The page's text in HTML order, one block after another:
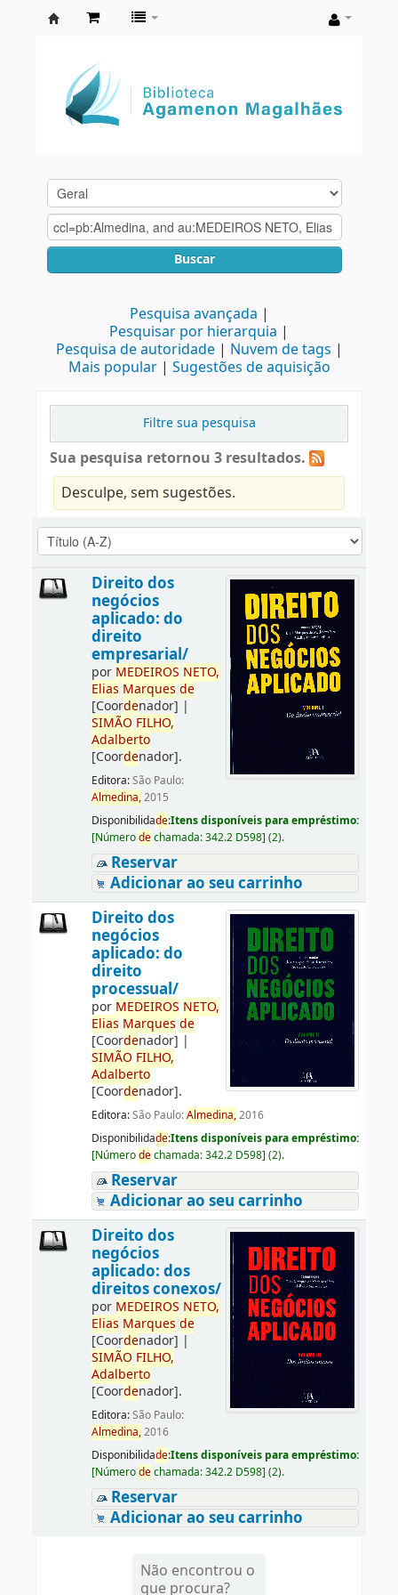
Agamenon
Magalhães
Buscar
Pesquisa avançada
Pesquisar por hierarquia
Pesquisa de autoridade
Nuvem de tags
Mais popular
Sugestões de aquisição
Filtre sua pesquisa
Sua pesquisa retornou 3 resultados.
Desculpe, sem sugestões.
Direito dos
negócios
aplicado: do
direito
empresarial/
por MEDEIROS NETO,
Elias Marques de
[Coordenador] |
SIMÃO FILHO,
Adalberto
[Coordenador].
Editora:São Paulo:
Almedina,2015
Disponibilidade:Itens disponíveis para empréstimo:
[Númerodechamada:342.2 D598] (2).
Reservar
Adicionar ao seu carrinho
Direito dos
negócios
aplicado: do
direito
processual/
por MEDEIROS NETO,
Elias Marques de
[Coordenador] |
SIMÃO FILHO,
Adalberto
[Coordenador].
Editora:São Paulo:Almedina,2016
Disponibilidade:Itens disponíveis para empréstimo:
[Númerodechamada:342.2 D598] (2).
Reservar
Adicionar ao seu carrinho
Direito dos
negócios
aplicado: dos
direitos conexos/
por MEDEIROS NETO,
Elias Marques de
[Coordenador] |
SIMÃO FILHO,
Adalberto
[Coordenador].
Editora:São Paulo:
Almedina,2016
Disponibilidade:Itens disponíveis para empréstimo:
[Númerodechamada:342.2 D598] (2).
Reservar
Adicionar ao seu carrinho
Não encontrou o
que procura?